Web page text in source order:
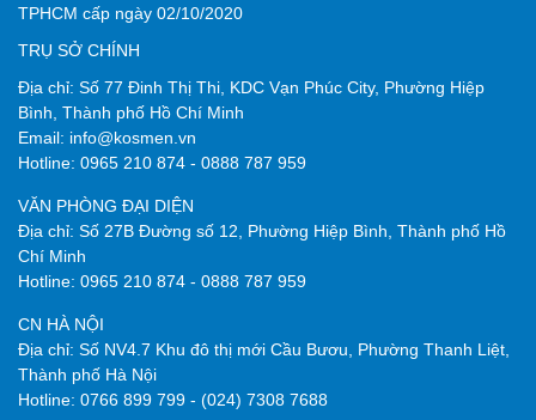
TPHCM cấp ngày 02/10/2020
TRỤ SỞ CHÍNH
Địa chỉ: Số 77 Đinh Thị Thi, KDC Vạn Phúc City, Phường Hiệp
Bình, Thành phố Hồ Chí Minh
Email: info@kosmen.vn
Hotline: 0965 210 874 - 0888 787 959
VĂN PHÒNG ĐẠI DIỆN
Địa chỉ: Số 27B Đường số 12, Phường Hiệp Bình, Thành phố Hồ
Chí Minh
Hotline: 0965 210 874 - 0888 787 959
CN HÀ NỘI
Địa chỉ: Số NV4.7 Khu đô thị mới Cầu Bươu, Phường Thanh Liệt,
Thành phố Hà Nội
Hotline: 0766 899 799 - (024) 7308 7688